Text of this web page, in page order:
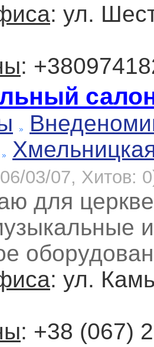
: ул.
:
03/07, Хитов:
для
: ул.
: +38 (067)